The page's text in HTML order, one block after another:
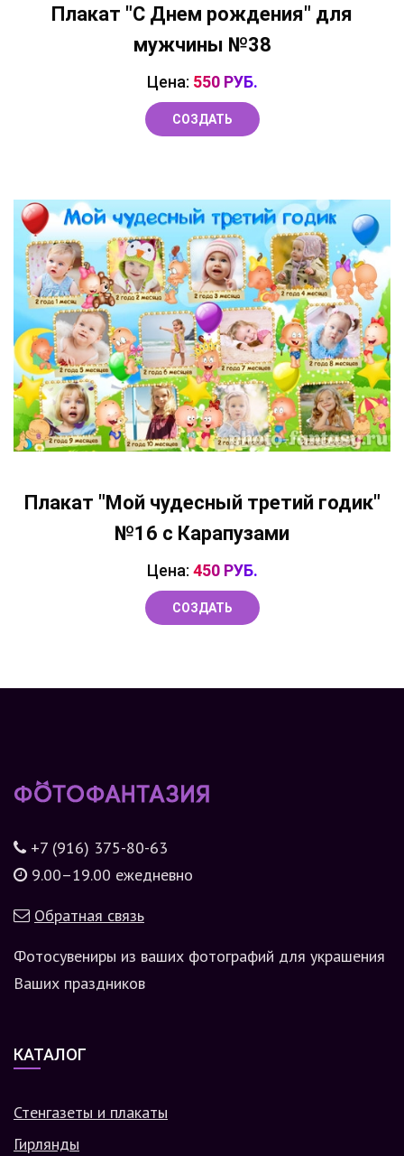
Плакат "С Днем рождения" для
мужчины №38
Цена: 550 РУБ.
СОЗДАТЬ
Плакат "Мой чудесный третий годик"
№16 с Карапузами
Цена: 450 РУБ.
СОЗДАТЬ
+7 (916) 375-80-63
9.00–19.00 ежедневно
Обратная связь
Фотосувениры из ваших фотографий для украшения
Ваших праздников
КАТАЛОГ
Стенгазеты и плакаты
Гирлянды